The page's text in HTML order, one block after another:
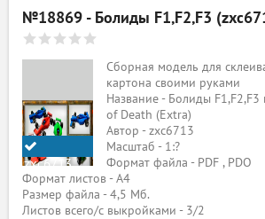
№18869 - Болиды F1,F2,F3
zxc6713
Сборная модель для
картона своими руками
Название - Болиды F1,F2,F3
of Death (Extra)
Автор - zxc6713
Масштаб - 1:?
Формат файла - PDF , PDO
Формат листов - A4
Размер файла - 4,5 Мб.
Листов всего/с выкройками - 3/2